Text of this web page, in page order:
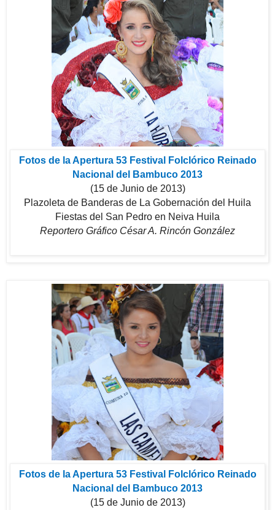
Fotos de la Apertura 53 Festival Folclórico Reinado
Nacional del Bambuco 2013
(15 de Junio de 2013)
Plazoleta de Banderas de La Gobernación del Huila
Fiestas del San Pedro en Neiva Huila
Reportero Gráfico César A. Rincón González
Fotos de la Apertura 53 Festival Folclórico Reinado
Nacional del Bambuco 2013
(15 de Junio de 2013)